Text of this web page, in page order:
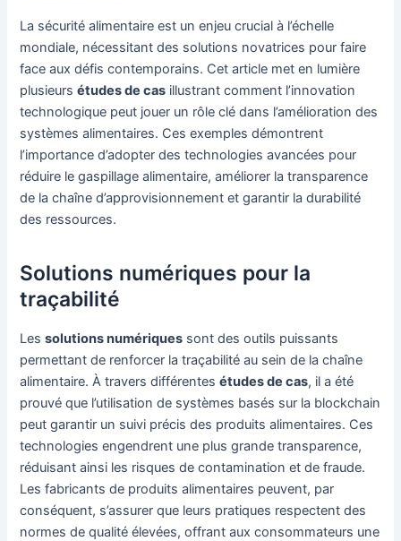
La sécurité alimentaire est un enjeu crucial à l’échelle
mondiale, nécessitant des solutions novatrices pour faire
face aux défis contemporains. Cet article met en lumière
plusieursétudes de cas illustrant comment l’innovation
technologique peut jouer un rôle clé dans l’amélioration des
systèmes alimentaires. Ces exemples démontrent
l’importance d’adopter des technologies avancées pour
réduire le gaspillage alimentaire, améliorer la transparence
de la chaîne d’approvisionnement et garantir la durabilité
des ressources.
Solutions numériques pour la
traçabilité
Lessolutions numériques sont des outils puissants
permettant de renforcer la traçabilité au sein de la chaîne
alimentaire. À travers différentesétudes de cas, il a été
prouvé que l’utilisation de systèmes basés sur la blockchain
peut garantir un suivi précis des produits alimentaires. Ces
technologies engendrent une plus grande transparence,
réduisant ainsi les risques de contamination et de fraude.
Les fabricants de produits alimentaires peuvent, par
conséquent, s’assurer que leurs pratiques respectent des
normes de qualité élevées, offrant aux consommateurs une